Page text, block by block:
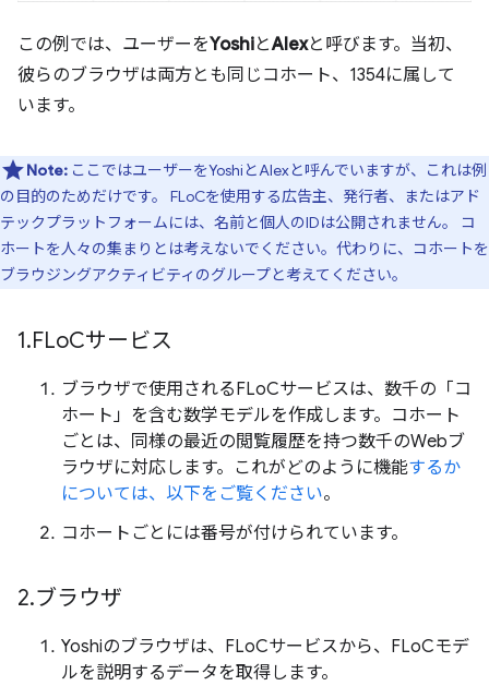
この例では、ユーザーをYoshiとAlexと呼びます。当初、
彼らのブラウザは両方とも同じコホート、1354に属して
います。
Note: ここではユーザーをYoshiとAlexと呼んでいますが、これは例
の目的のためだけです。 FLoCを使用する広告主、発行者、またはアド
テックプラットフォームには、名前と個人のIDは公開されません。 コ
ホートを人々の集まりとは考えないでください。代わりに、コホートを
ブラウジングアクティビティのグループと考えてください。
1.FLoCサービス
ブラウザで使用されるFLoCサービスは、数千の「コ
ホート」を含む数学モデルを作成します。コホート
ごとは、同様の最近の閲覧履歴を持つ数千のWebブ
ラウザに対応します。これがどのように機能するか
については、以下をご覧ください。
コホートごとには番号が付けられています。
2.ブラウザ
Yoshiのブラウザは、FLoCサービスから、FLoCモデ
ルを説明するデータを取得します。